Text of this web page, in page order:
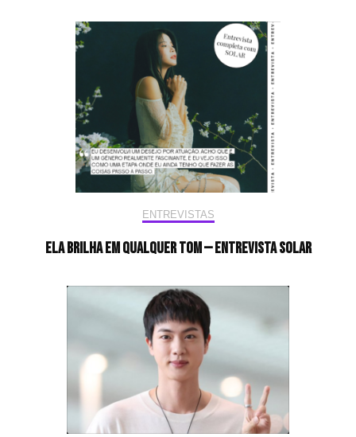
ENTREVISTAS
Ela brilha em qualquer tom — Entrevista Solar